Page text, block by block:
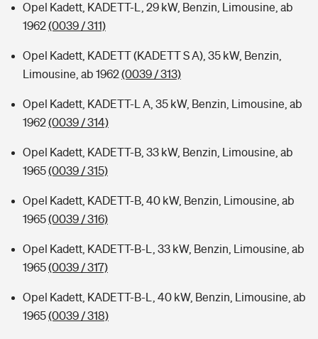
Opel Kadett, KADETT-L, 29 kW, Benzin, Limousine, ab
1962(0039 / 311)
Opel Kadett, KADETT (KADETT S A), 35 kW, Benzin,
Limousine, ab 1962(0039 / 313)
Opel Kadett, KADETT-L A, 35 kW, Benzin, Limousine, ab
1962(0039 / 314)
Opel Kadett, KADETT-B, 33 kW, Benzin, Limousine, ab
1965(0039 / 315)
Opel Kadett, KADETT-B, 40 kW, Benzin, Limousine, ab
1965(0039 / 316)
Opel Kadett, KADETT-B-L, 33 kW, Benzin, Limousine, ab
1965(0039 / 317)
Opel Kadett, KADETT-B-L, 40 kW, Benzin, Limousine, ab
1965(0039 / 318)